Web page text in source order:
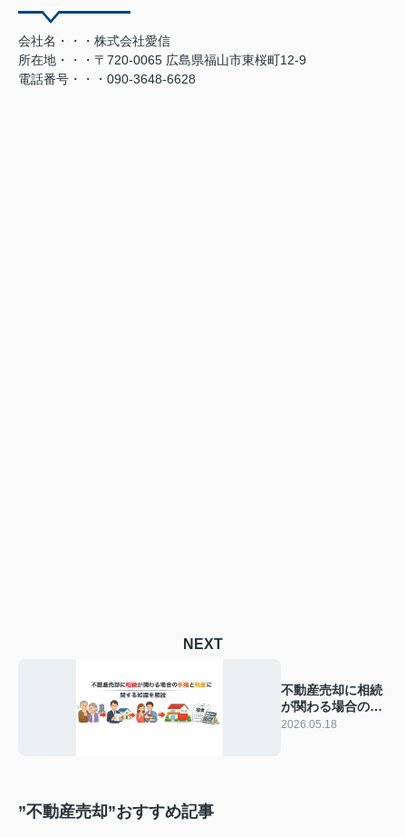
会社名・・・株式会社愛信
所在地・・・〒720-0065 広島県福山市東桜町12-9
電話番号・・・090-3648-6628
NEXT
不動産売却に相続
が関わる場合の手
順と税金に関する
2026.05.18
”不動産売却”おすすめ記事